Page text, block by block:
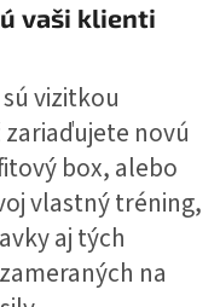
vaši klienti
vizitkou
novú
box, alebo
vlastný tréning,
aj tých
na